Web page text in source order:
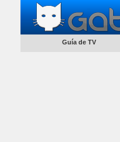
Guía de TV